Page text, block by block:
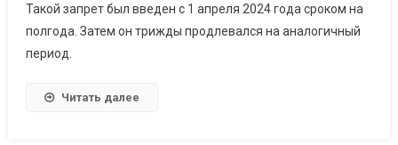
Такой запрет был введен с 1 апреля 2024 года сроком на
полгода. Затем он трижды продлевался на аналогичный
период.
Читать далее